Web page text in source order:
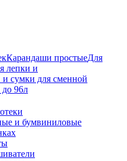
Карандаши простыеДля
лепки и
и сумки для сменной
до 96л
и бумвиниловые